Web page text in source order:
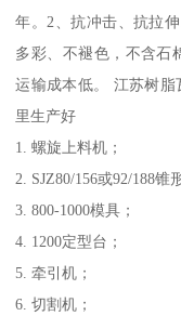
年。2、抗冲击、抗拉
多彩、不褪色，不含石
运输成本低。 江苏树
里生产好
1. 螺旋上料机；
2. SJZ80/156或92/188锥
3. 800-1000模具；
4. 1200定型台；
5. 牵引机；
6. 切割机；